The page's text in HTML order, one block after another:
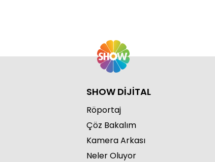
SHOW DİJİTAL
Röportaj
Çöz Bakalım
Kamera Arkası
Neler Oluyor